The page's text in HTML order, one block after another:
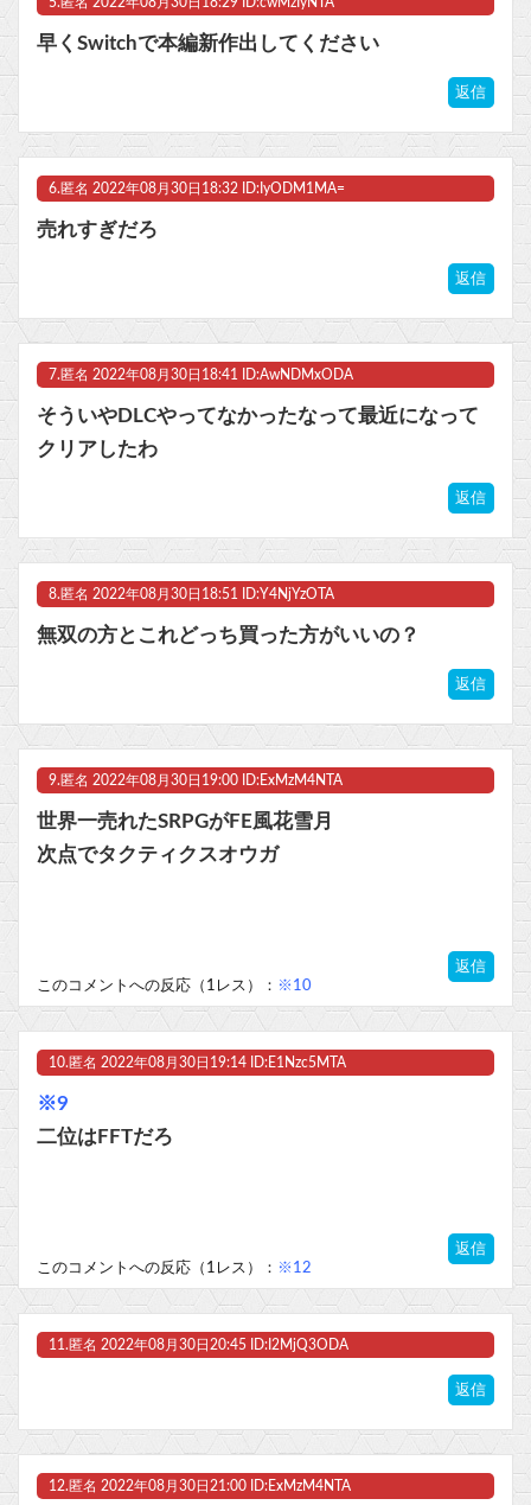
早くSwitchで本編新作出してください
返信
6. 匿名 2022年08月30日18:32 ID:IyODM1MA=
売れすぎだろ
返信
7. 匿名 2022年08月30日18:41 ID:AwNDMxODA
そういやDLCやってなかったなって最近になって
クリアしたわ
返信
8. 匿名 2022年08月30日18:51 ID:Y4NjYzOTA
無双の方とこれどっち買った方がいいの？
返信
9. 匿名 2022年08月30日19:00 ID:ExMzM4NTA
世界一売れたSRPGがFE風花雪月
次点でタクティクスオウガ
返信
このコメントへの反応（1レス）： ※10
10. 匿名 2022年08月30日19:14 ID:E1Nzc5MTA
※9
二位はFFTだろ
返信
このコメントへの反応（1レス）： ※12
11. 匿名 2022年08月30日20:45 ID:I2MjQ3ODA
返信
12. 匿名 2022年08月30日21:00 ID:ExMzM4NTA